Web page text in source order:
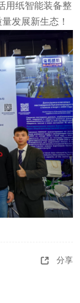
用纸智能装备整
发展新生态！
分享